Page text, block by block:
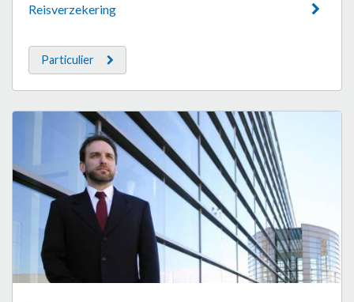
Reisverzekering
Particulier